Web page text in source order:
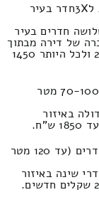
מה המחיר של עלות הובלה של דירה שמיועדת ל3Xחדר בעיר
חדרים בעיר
של דירה מבתוך
דירה עם ציבור סטודנטיאלי התעריף זהו 2500 ולכל היותר 1450
כמה תעלה העברת דירה עם 4 חדרים ומעלה (70-100 מטר
באיזור
מה מחיר הובלת חפצים של דירה של חמישה חדרים (עד 120 מטר
שינה באיזור